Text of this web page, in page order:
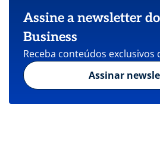
Assine a newsletter
Business
Receba conteúdos exclusivos
Assinar